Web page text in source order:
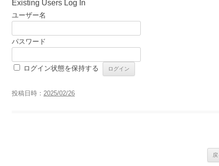
Existing Users Log In
ユーザー名
パスワード
ログイン状態を保持する
投稿日時： 2025/02/26